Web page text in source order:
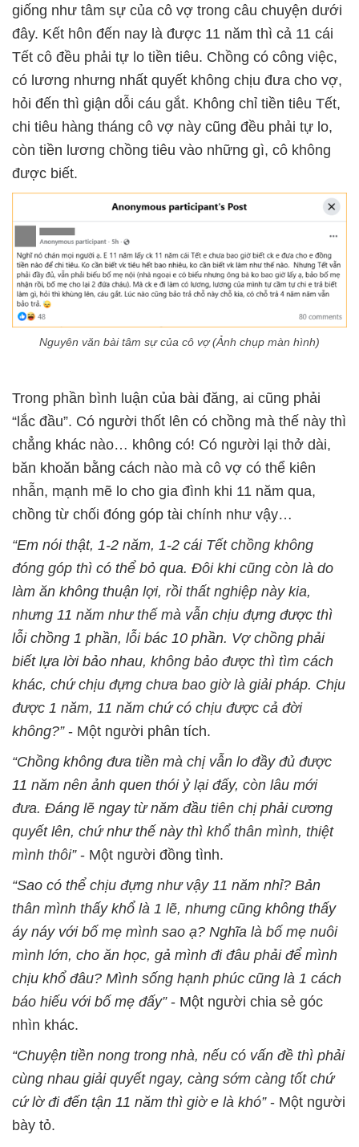
giống như tâm sự của cô vợ trong câu chuyện dưới
đây. Kết hôn đến nay là được 11 năm thì cả 11 cái
Tết cô đều phải tự lo tiền tiêu. Chồng có công việc,
có lương nhưng nhất quyết không chịu đưa cho vợ,
hỏi đến thì giận dỗi cáu gắt. Không chỉ tiền tiêu Tết,
chi tiêu hàng tháng cô vợ này cũng đều phải tự lo,
còn tiền lương chồng tiêu vào những gì, cô không
được biết.
Nguyên văn bài tâm sự của cô vợ (Ảnh chụp màn hình)
Trong phần bình luận của bài đăng, ai cũng phải
“lắc đầu”. Có người thốt lên có chồng mà thế này thì
chẳng khác nào… không có! Có người lại thở dài,
băn khoăn bằng cách nào mà cô vợ có thể kiên
nhẫn, mạnh mẽ lo cho gia đình khi 11 năm qua,
chồng từ chối đóng góp tài chính như vậy…
“Em nói thật, 1-2 năm, 1-2 cái Tết chồng không
đóng góp thì có thể bỏ qua. Đôi khi cũng còn là do
làm ăn không thuận lợi, rồi thất nghiệp này kia,
nhưng 11 năm như thế mà vẫn chịu đựng được thì
lỗi chồng 1 phần, lỗi bác 10 phần. Vợ chồng phải
biết lựa lời bảo nhau, không bảo được thì tìm cách
khác, chứ chịu đựng chưa bao giờ là giải pháp. Chịu
được 1 năm, 11 năm chứ có chịu được cả đời
không?”- Một người phân tích.
“Chồng không đưa tiền mà chị vẫn lo đầy đủ được
11 năm nên ảnh quen thói ỷ lại đấy, còn lâu mới
đưa. Đáng lẽ ngay từ năm đầu tiên chị phải cương
quyết lên, chứ như thế này thì khổ thân mình, thiệt
mình thôi”- Một người đồng tình.
“Sao có thể chịu đựng như vậy 11 năm nhỉ? Bản
thân mình thấy khổ là 1 lẽ, nhưng cũng không thấy
áy náy với bố mẹ mình sao ạ? Nghĩa là bố mẹ nuôi
mình lớn, cho ăn học, gả mình đi đâu phải để mình
chịu khổ đâu? Mình sống hạnh phúc cũng là 1 cách
báo hiếu với bố mẹ đấy” - Một người chia sẻ góc
nhìn khác.
“Chuyện tiền nong trong nhà, nếu có vấn đề thì phải
cùng nhau giải quyết ngay, càng sớm càng tốt chứ
cứ lờ đi đến tận 11 năm thì giờ e là khó”- Một người
bày tỏ.